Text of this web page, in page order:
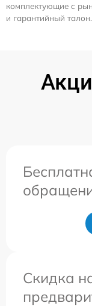
комплектующие с
и гарантийный талон.
Скидка